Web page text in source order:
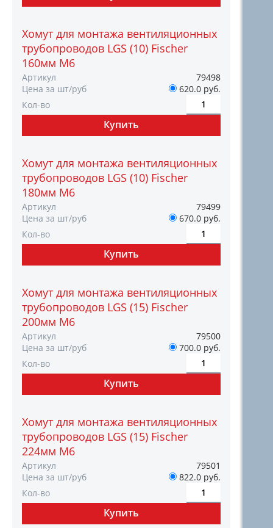
Хомут для монтажа вентиляционных
трубопроводов LGS (10) Fischer
160мм M6
Артикул
79498
Цена за шт/руб
620.0 руб.
Кол-во
Хомут для монтажа вентиляционных
трубопроводов LGS (10) Fischer
180мм M6
Артикул
79499
Цена за шт/руб
670.0 руб.
Кол-во
Хомут для монтажа вентиляционных
трубопроводов LGS (15) Fischer
200мм M6
Артикул
79500
Цена за шт/руб
700.0 руб.
Кол-во
Хомут для монтажа вентиляционных
трубопроводов LGS (15) Fischer
224мм M6
Артикул
79501
Цена за шт/руб
822.0 руб.
Кол-во